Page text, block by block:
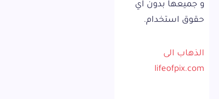
و جميعها بدون اي
حقوق استخدام.
الذهاب الى
lifeofpix.com